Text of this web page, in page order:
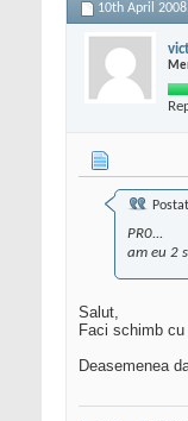
10th April 2008,
PR0...
am eu 2
Salut,
Faci schimb cu
Deasemenea